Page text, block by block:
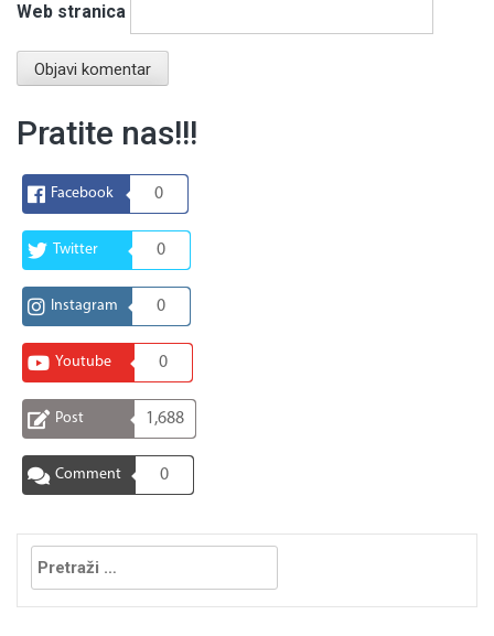
Web stranica
Pratite nas!!!
Facebook 0
Twitter 0
Instagram 0
Youtube 0
Post 1,688
Comment 0
Pretraga: